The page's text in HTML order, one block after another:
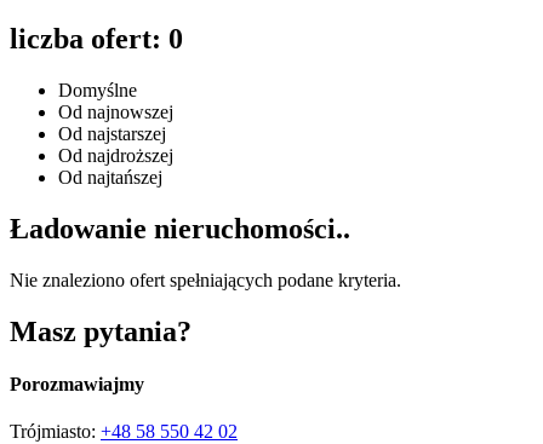
liczba ofert: 0
Domyślne
Od najnowszej
Od najstarszej
Od najdroższej
Od najtańszej
Ładowanie nieruchomości..
Nie znaleziono ofert spełniających podane kryteria.
Masz pytania?
Porozmawiajmy
Trójmiasto: +48 58 550 42 02